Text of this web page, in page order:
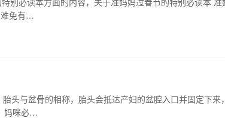
难免有…
头与盆骨的相称，胎头会抵达产妇的盆腔入口并固定下来
妈咪必…